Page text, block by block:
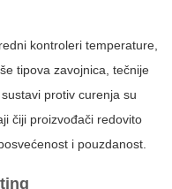
kontroleri temperature,
tipova zavojnica, tečnije
protiv curenja su
čiji proizvođači redovito
i pouzdanost.